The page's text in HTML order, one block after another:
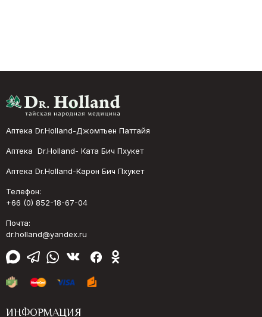
Аптека Dr.Holland-Джомтьен Паттайя
Аптека Dr.Holland- Ката Бич Пхукет
Аптека Dr.Holland-Карон Бич Пхукет
Телефон:
+66 (0) 852-18-67-04
Почта:
dr.holland@yandex.ru
ИНФОРМАЦИЯ